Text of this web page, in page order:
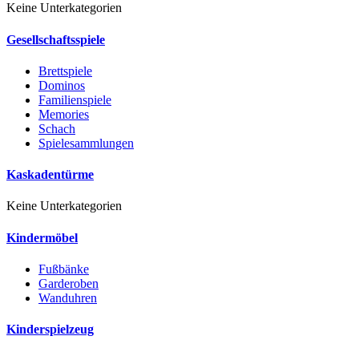
Keine Unterkategorien
Gesellschaftsspiele
Brettspiele
Dominos
Familienspiele
Memories
Schach
Spielesammlungen
Kaskadentürme
Keine Unterkategorien
Kindermöbel
Fußbänke
Garderoben
Wanduhren
Kinderspielzeug